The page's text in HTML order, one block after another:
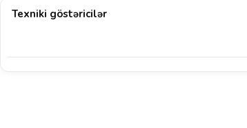
Texniki göstəricilər